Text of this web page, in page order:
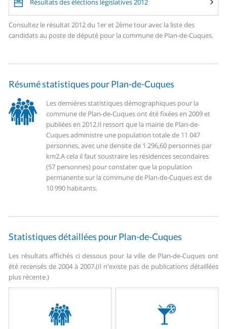
Résultats des éléctions législatives 2012
Consultez le résultat 2012 du 1er et 2ème tour avec la liste des
candidats au poste de député pour la commune de Plan-de-Cuques.
Résumé statistiques pour Plan-de-Cuques
Les dernières statistiques démographiques pour la
commune de Plan-de-Cuques ont été fixées en 2009 et
publiées en 2012.Il ressort que la mairie de Plan-de-
Cuques administre une population totale de 11 047
personnes, avec une densite de 1 296,60 personnes par
km2.A cela il faut soustraire les résidences secondaires
(57 personnes) pour constater que la population
permanente sur la commune de Plan-de-Cuques est de
10 990 habitants.
Statistiques détaillées pour Plan-de-Cuques
Les résultats affichés ci dessous pour la ville de Plan-de-Cuques ont
été recensés de 2004 à 2007.(Il n'existe pas de publications détaillées
plus récente.)